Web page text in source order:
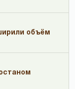
объём